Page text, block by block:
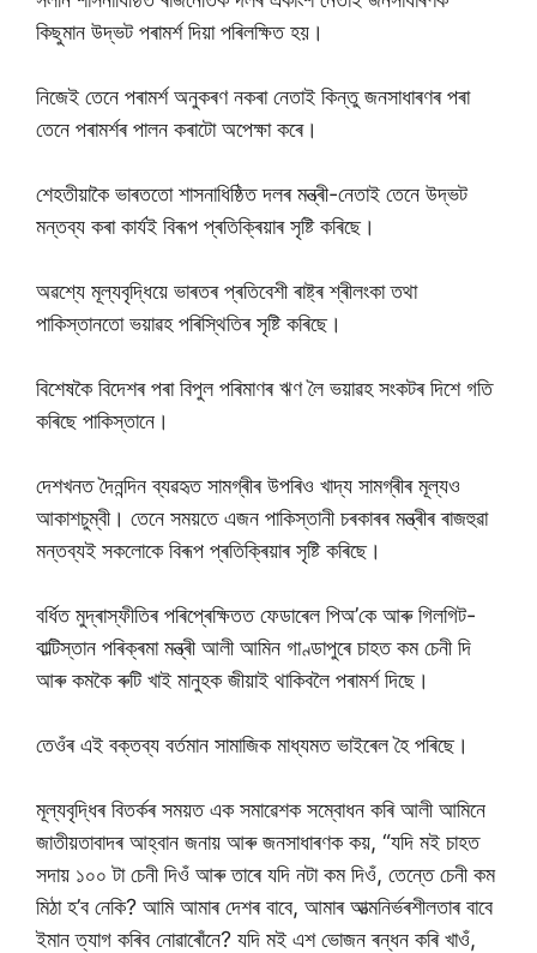
কিছুমান উদ্ভট পৰামৰ্শ দিয়া পৰিলক্ষিত হয়।
নিজেই তেনে পৰামৰ্শ অনুকৰণ নকৰা নেতাই কিন্তু জনসাধাৰণৰ পৰা
তেনে পৰামৰ্শৰ পালন কৰাটাে অপেক্ষা কৰে।
শেহতীয়াকৈ ভাৰততাে শাসনাধিষ্ঠিত দলৰ মন্ত্ৰী-নেতাই তেনে উদ্ভট
মন্তব্য কৰা কাৰ্যই বিৰূপ প্ৰতিক্ৰিয়াৰ সৃষ্টি কৰিছে।
অৱশ্যে মূল্যবৃদ্ধিয়ে ভাৰতৰ প্ৰতিবেশী ৰাষ্ট্ৰ শ্ৰীলংকা তথা
পাকিস্তানতাে ভয়াৱহ পৰিস্থিতিৰ সৃষ্টি কৰিছে।
বিশেষকৈ বিদেশৰ পৰা বিপুল পৰিমাণৰ ঋণ লৈ ভয়াৱহ সংকটৰ দিশে গতি
কৰিছে পাকিস্তানে।
দেশখনত দৈনন্দিন ব্যৱহৃত সামগ্ৰীৰ উপৰিও খাদ্য সামগ্ৰীৰ মূল্যও
আকাশচুম্বী। তেনে সময়তে এজন পাকিস্তানী চৰকাৰৰ মন্ত্ৰীৰ ৰাজহুৱা
মন্তব্যই সকলোকে বিৰূপ প্ৰতিক্ৰিয়াৰ সৃষ্টি কৰিছে।
বৰ্ধিত মুদ্ৰাস্ফীতিৰ পৰিপ্ৰেক্ষিতত ফেডাৰেল পিঅ’কে আৰু গিলগিট-
বাল্টিস্তান পৰিক্ৰমা মন্ত্ৰী আলী আমিন গাণ্ডাপুৰে চাহত কম চেনী দি
আৰু কমকৈ ৰুটি খাই মানুহক জীয়াই থাকিবলৈ পৰামৰ্শ দিছে।
তেওঁৰ এই বক্তব্য বৰ্তমান সামাজিক মাধ্যমত ভাইৰেল হৈ পৰিছে।
মূল্যবৃদ্ধিৰ বিতৰ্কৰ সময়ত এক সমাৱেশক সম্বোধন কৰি আলী আমিনে
জাতীয়তাবাদৰ আহ্বান জনায় আৰু জনসাধাৰণক কয়, “যদি মই চাহত
সদায় ১০০ টা চেনী দিওঁ আৰু তাৰে যদি নটা কম দিওঁ, তেন্তে চেনী কম
মিঠা হ’ব নেকি? আমি আমাৰ দেশৰ বাবে, আমাৰ আত্মনিৰ্ভৰশীলতাৰ বাবে
ইমান ত্যাগ কৰিব নোৱাৰোঁনে? যদি মই এশ ভোজন ৰন্ধন কৰি খাওঁ,